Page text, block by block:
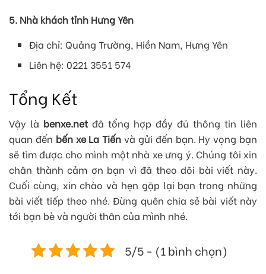
5. Nhà khách tỉnh Hưng Yên
Địa chỉ: Quảng Trường, Hiền Nam, Hưng Yên
Liên hệ: 0221 3551 574
Tổng Kết
Vậy là benxe.net đã tổng hợp đầy đủ thông tin liên
quan đến bến xe La Tiến và gửi đến bạn. Hy vọng bạn
sẽ tìm được cho mình một nhà xe ưng ý. Chúng tôi xin
chân thành cảm ơn bạn vì đã theo dõi bài viết này.
Cuối cùng, xin chào và hẹn gặp lại bạn trong những
bài viết tiếp theo nhé. Đừng quên chia sẻ bài viết này
tới bạn bè và người thân của mình nhé.
5/5 - (1 bình chọn)